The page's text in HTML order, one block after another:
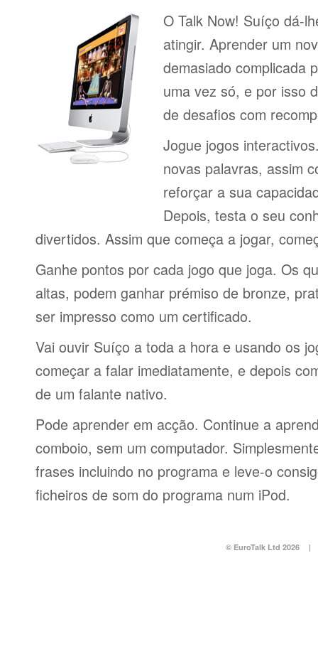
O Talk Now! Suíço dá-
atingir. Aprender um
demasiado complicada
uma vez só, e por isso
de desafios com
Jogue jogos
novas palavras, assim
reforçar a sua
Depois, testa o seu
divertidos. Assim que começa a jogar,
Ganhe pontos por cada jogo que joga. Os
altas, podem ganhar prémiso de bronze,
ser impresso como um certificado.
Vai ouvir Suíço a toda a hora e usando os
começar a falar imediatamente, e depois
de um falante nativo.
Pode aprender em acção. Continue a
comboio, sem um computador.
frases incluindo no programa e leve-o
ficheiros de som do programa num iPod.
© EuroTalk Ltd 2026 |